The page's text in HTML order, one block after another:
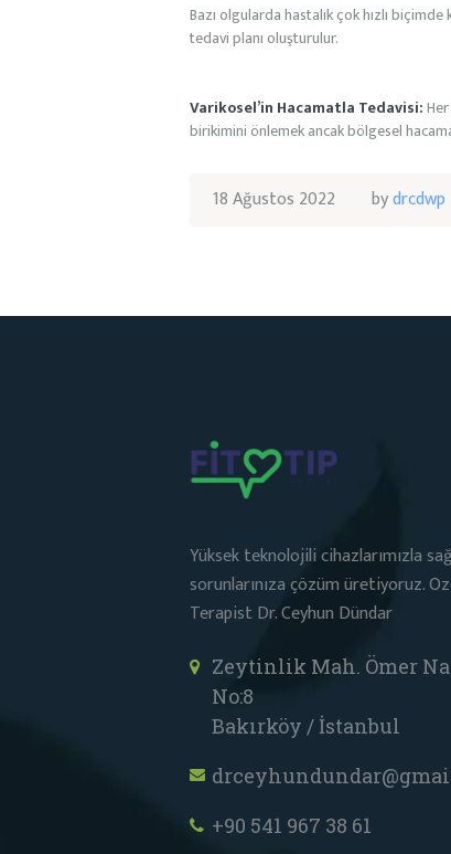
Bazı olgularda hastalık çok hızlı
tedavi planı oluşturulur.
Varikosel’in Hacamatla Tedavisi:
birikimini önlemek ancak bölgesel
18 Ağustos 2022 bydrcdwp
Yüksek teknolojili cihazlarımızla
sorunlarınıza çözüm üretiyoruz.
Terapist Dr. Ceyhun Dündar
Zeytinlik Mah. Ömer
No:8
Bakırköy / İstanbul
+90 541 967 38 61